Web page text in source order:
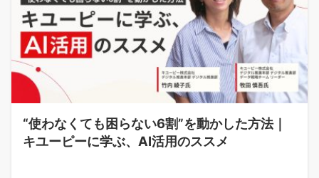
“使わなくても困らない6割”を動かした方法｜
キユーピーに学ぶ、AI活用のススメ